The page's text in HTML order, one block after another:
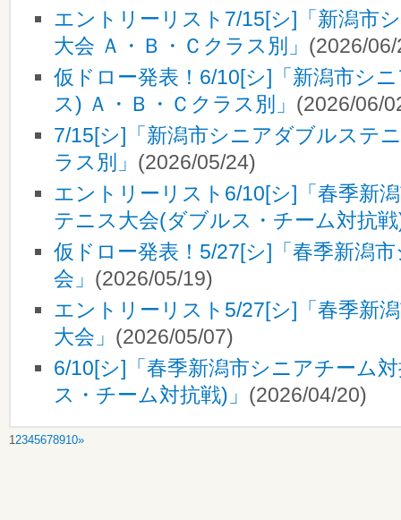
エントリーリスト7/15[シ]「新潟市
大会 Ａ・Ｂ・Ｃクラス別」 (2026/
仮ドロー発表！6/10[シ]「新潟市シ
ス) Ａ・Ｂ・Ｃクラス別」 (2026/06/
7/15[シ]「新潟市シニアダブルステ
ラス別」 (2026/05/24)
エントリーリスト6/10[シ]「春季新
テニス大会(ダブルス・チーム対抗
仮ドロー発表！5/27[シ]「春季新潟
会」 (2026/05/19)
エントリーリスト5/27[シ]「春季新
大会」 (2026/05/07)
6/10[シ]「春季新潟市シニアチーム
ス・チーム対抗戦)」 (2026/04/20)
12345678910»